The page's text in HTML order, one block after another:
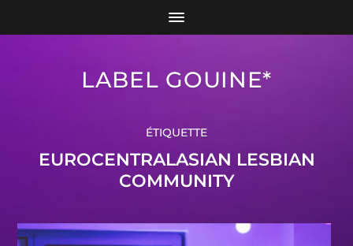
LABEL GOUINE*
ÉTIQUETTE
EUROCENTRALASIAN LESBIAN
COMMUNITY